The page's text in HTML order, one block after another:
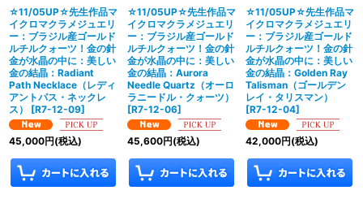
☆11/05UP☆先生作品マ
イクロマクラメジュエリ
ー：ブラジル産ゴールド
ルチルクォーツ！金の針
金が水晶の中に：美しい
金の結晶：Radiant
Path Necklace（レディ
アントパス・ネックレ
ス）
[R7-12-09]
45,000円(税込)
☆11/05UP☆先生作品マ
イクロマクラメジュエリ
ー：ブラジル産ゴールド
ルチルクォーツ！金の針
金が水晶の中に：美しい
金の結晶：Aurora
Needle Quartz（オーロ
ラニードル・クォーツ）
[R7-12-06]
45,600円(税込)
☆11/05UP☆先生作品マ
イクロマクラメジュエリ
ー：ブラジル産ゴールド
ルチルクォーツ！金の針
金が水晶の中に：美しい
金の結晶：Golden Ray
Talisman（ゴールデン
レイ・タリスマン）
[R7-12-04]
42,000円(税込)